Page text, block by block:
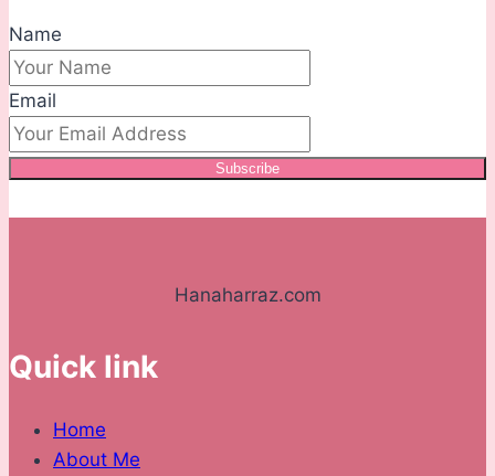
Name
Email
Subscribe
Hanaharraz.com
Quick link
Home
About Me